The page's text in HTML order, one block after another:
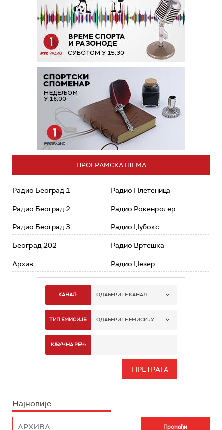
ПРОГРАМСКА ШЕМА
Радио Београд 1
Радио Београд 2
Радио Београд 3
Београд 202
Архив
Радио Плетеница
Радио Рокенролер
Радио Џубокс
Радио Вртешка
Радио Џезер
КАНАЛ: ОДАБЕРИТЕ КАНАЛ
РАДИО БЕОГРАД 1
РАДИО БЕОГРАД 3
РАДИО РОКЕНРОЛЕР
ТИП ЕМИСИЈЕ: ОДАБЕРИТЕ ЕМИСИЈУ
ИНФО
КЉУЧНА РЕЧ:
Најновије